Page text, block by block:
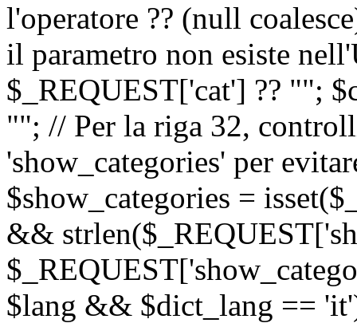
l'operatore ?? (null
il parametro non esiste
$_REQUEST['cat'] ?? "";
""; // Per la riga 32,
'show_categories' per
$show_categories =
&&
$lang && $dict_lang ==